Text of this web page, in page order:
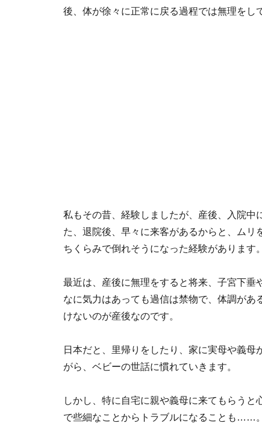
後、体が徐々に正常に戻る過程では無理をし
私もその昔、経験しましたが、産後、入院中
た、退院後、早々に来客があるからと、ム
ちくらみで倒れそうになった経験があります。
最近は、産後に無理をすると将来、子宮下垂
なに気力はあっても過信は禁物で、体調が
けないのが産後なのです。
日本だと、里帰りをしたり、家に実母や義
がら、ベビーの世話に慣れていきます。
しかし、特に自宅に親や義母に来てもらう
で些細なことからトラブルになることも……。